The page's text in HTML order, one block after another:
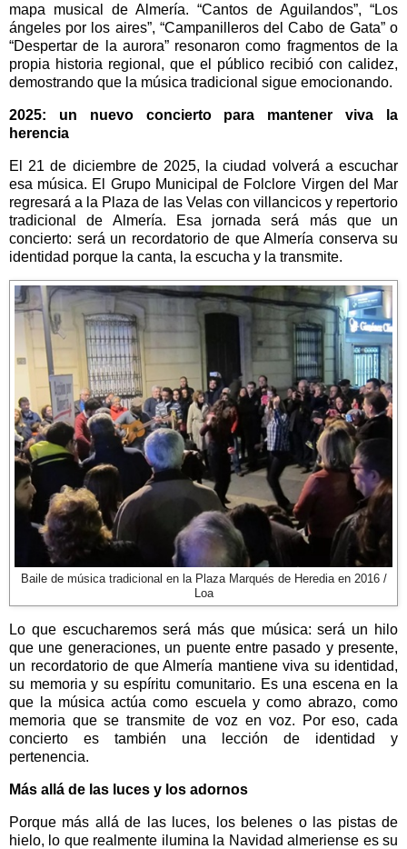
mapa musical de Almería. “Cantos de Aguilandos”, “Los
ángeles por los aires”, “Campanilleros del Cabo de Gata” o
“Despertar de la aurora” resonaron como fragmentos de la
propia historia regional, que el público recibió con calidez,
demostrando que la música tradicional sigue emocionando.
2025: un nuevo concierto para mantener viva la
herencia
El 21 de diciembre de 2025, la ciudad volverá a escuchar
esa música. El Grupo Municipal de Folclore Virgen del Mar
regresará a la Plaza de las Velas con villancicos y repertorio
tradicional de Almería. Esa jornada será más que un
concierto: será un recordatorio de que Almería conserva su
identidad porque la canta, la escucha y la transmite.
Baile de música tradicional en la Plaza Marqués de Heredia en 2016 /
Loa
Lo que escucharemos será más que música: será un hilo
que une generaciones, un puente entre pasado y presente,
un recordatorio de que Almería mantiene viva su identidad,
su memoria y su espíritu comunitario. Es una escena en la
que la música actúa como escuela y como abrazo, como
memoria que se transmite de voz en voz. Por eso, cada
concierto es también una lección de identidad y
pertenencia.
Más allá de las luces y los adornos
Porque más allá de las luces, los belenes o las pistas de
hielo, lo que realmente ilumina la Navidad almeriense es su